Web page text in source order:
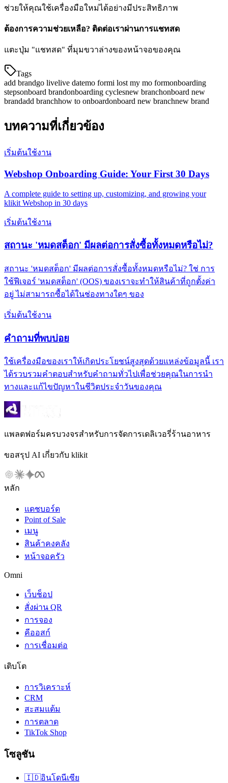
ช่วยให้คุณใช้เครื่องมือใหม่ได้อย่างมีประสิทธิภาพ
ต้องการความช่วยเหลือ? ติดต่อเราผ่านการแชทสด
แตะปุ่ม "แชทสด" ที่มุมขวาล่างของหน้าจอของคุณ
Tags
add brandgo livelive datemo formi lost my mo formonboarding
stepsonboard brandonboarding cyclesnew branchonboard new
brandadd branchhow to onboardonboard new branchnew brand
บทความที่เกี่ยวข้อง
เริ่มต้นใช้งาน
Webshop Onboarding Guide: Your First 30 Days
A complete guide to setting up, customizing, and growing your
klikit Webshop in 30 days
เริ่มต้นใช้งาน
สถานะ 'หมดสต็อก' มีผลต่อการสั่งซื้อทั้งหมดหรือไม่?
สถานะ 'หมดสต็อก' มีผลต่อการสั่งซื้อทั้งหมดหรือไม่? ใช่ การ
ใช้ฟีเจอร์ 'หมดสต็อก' (OOS) ของเราจะทำให้สินค้าที่ถูกตั้งค่า
อยู่ ไม่สามารถซื้อได้ในช่องทางใดๆ ของ
เริ่มต้นใช้งาน
คำถามที่พบบ่อย
ใช้เครื่องมือของเราให้เกิดประโยชน์สูงสุดด้วยแหล่งข้อมูลนี้ เรา
ได้รวบรวมคำตอบสำหรับคำถามทั่วไปเพื่อช่วยคุณในการนำ
ทางและแก้ไขปัญหาในชีวิตประจำวันของคุณ
แพลตฟอร์มครบวงจรสำหรับการจัดการเดลิเวอรี่ร้านอาหาร
ขอสรุป AI เกี่ยวกับ klikit
หลัก
แดชบอร์ด
Point of Sale
เมนู
สินค้าคงคลัง
หน้าจอครัว
Omni
เว็บช็อป
สั่งผ่าน QR
การจอง
คีออสก์
การเชื่อมต่อ
เติบโต
การวิเคราะห์
CRM
สะสมแต้ม
การตลาด
TikTok Shop
โซลูชัน
🇮🇩อินโดนีเซีย